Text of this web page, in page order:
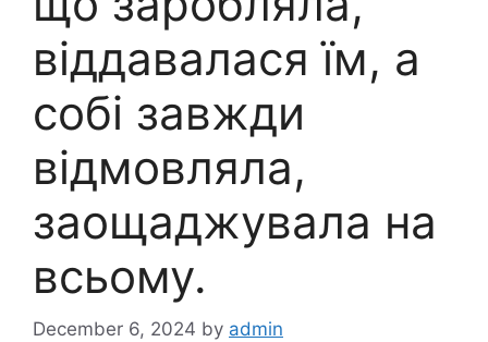
віддавалася їм, а
собі завжди
відмовляла,
заощаджувала на
всьому.
December 6, 2024 by admin